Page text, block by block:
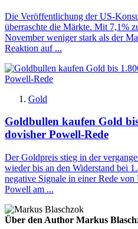
Die Veröffentlichung der US-
überraschte die Märkte. Mit 7,1%
November weniger stark als der
Reaktion auf ...
Gold
Goldbullen kaufen Gold
dovisher Powell-Rede
Der Goldpreis stieg in der
wieder bis an den Widerstand bei
negative Signale in einer Rede
Powell am ...
Über den Author Markus